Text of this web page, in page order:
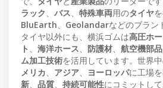
ラック、 バス、 特殊車両用のタイヤ
BluEarth、 Geolandarなどのブラン
タイヤ以外にも、横浜ゴムは高圧ホ
ト 、 海洋ホース、 防護材、 航空機部品
ム加工技術を活用しています。世界中
メリカ、 アジア、 ヨーロッパに工場
新、 品質、 持続可能性にコミットし